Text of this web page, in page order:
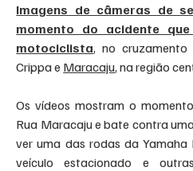
Imagens de câmeras de
momento do acidente
motociclista, no
Crippa e Maracaju, na região
Os vídeos mostram o
Rua Maracaju e bate contra
ver uma das rodas da
veículo estacionado e